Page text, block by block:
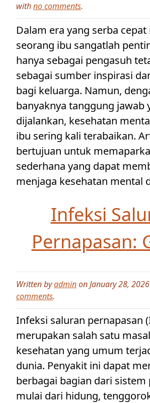
withno comments.
Dalam era yang serba cepat
seorang ibu sangatlah
hanya sebagai pengasuh
sebagai sumber inspirasi
bagi keluarga. Namun,
banyaknya tanggung jawab
dijalankan, kesehatan
ibu sering kali terabaikan.
bertujuan untuk
sederhana yang dapat
menjaga kesehatan mental
Infeksi
Pernapasan:
Written byadminon January 28,
comments.
Infeksi saluran pernapasan
merupakan salah satu
kesehatan yang umum
dunia. Penyakit ini dapat
berbagai bagian dari sistem
mulai dari hidung,